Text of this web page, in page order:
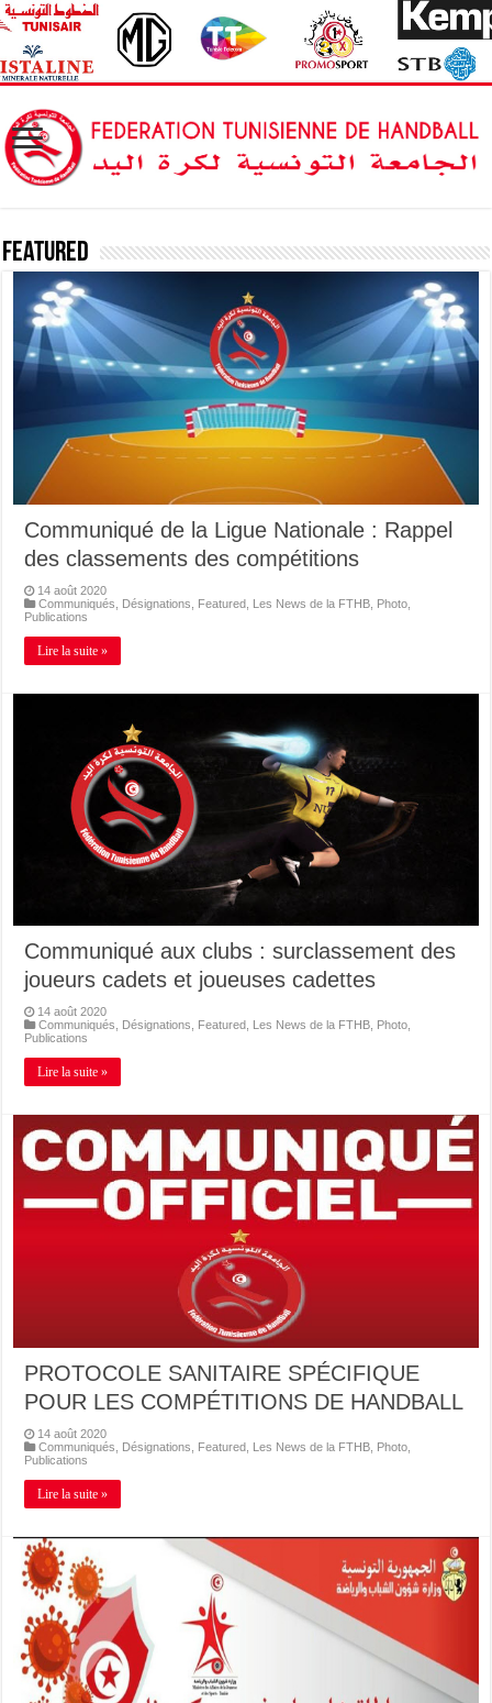
Featured
Communiqué de la Ligue Nationale : Rappel
des classements des compétitions
14 août 2020
Communiqués
Désignations Featured Les News de la FTHB Photo
Publications
Lire la suite »
Communiqué aux clubs : surclassement des
joueurs cadets et joueuses cadettes
14 août 2020
Communiqués
Désignations Featured Les News de la FTHB Photo
Publications
Lire la suite »
PROTOCOLE SANITAIRE SPÉCIFIQUE
POUR LES COMPÉTITIONS DE HANDBALL
14 août 2020
Communiqués
Désignations Featured Les News de la FTHB Photo
Publications
Lire la suite »